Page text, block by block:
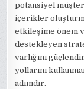
potansiyel
içerikler
etkileşime önem
destekleyen
varlığını
yollarını
adımdır.